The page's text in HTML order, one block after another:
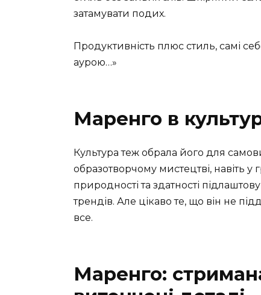
затамувати подих.
Продуктивність плюс стиль, самі
аурою…»
Маренго в
Культура теж обрала його для
образотворчому мистецтві, навіть
природності та здатності
трендів. Але цікаво те, що він не
все.
Маренго: